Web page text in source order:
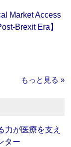
Market Access
Brexit Era】
もっと見る »
力が医療を支え
ター